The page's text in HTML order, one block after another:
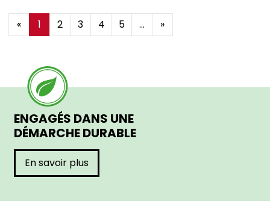
« 1 2 3 4 5 ... »
ENGAGÉS DANS UNE
DÉMARCHE DURABLE
En savoir plus